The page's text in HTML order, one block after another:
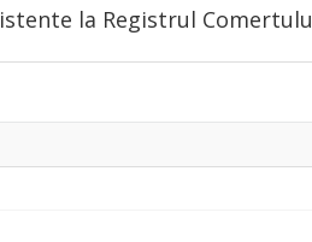
la Registrul Comertului